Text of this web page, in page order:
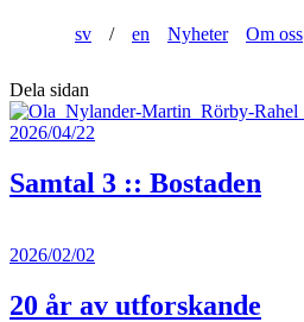
sv / en Nyheter Om oss
Dela sidan
2026/04/22
Samtal 3 :: Bostaden
2026/02/02
20 år av utforskande